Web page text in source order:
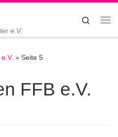
e.V.
Search
» Seite 5
FFB e.V.